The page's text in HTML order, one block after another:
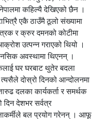
कहिल्यै देखिएको छैन ।
एकै ठाउँमै ठूलो संख्यामा
र क्रुर दमनको कोटीमा
उत्पन्न गराएको थियो ।
अवस्थामा थिएनन् ।
घर घरबाट थुतेर बदला
दोस्रो दिनको आन्दोलनमा
दलका कार्यकर्ता र समर्थक
दिन देशभर सर्वत्र
बल प्रयोग गरेनन् । आफू